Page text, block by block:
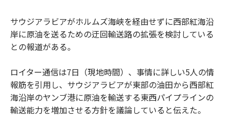
サウジアラビアがホルムズ海峡を経由せずに西部紅海沿
岸に原油を送るための迂回輸送路の拡張を検討している
との報道がある。
ロイター通信は7日（現地時間）、事情に詳しい5人の情
報筋を引用し、サウジアラビアが東部の油田から西部紅
海沿岸のヤンブ港に原油を輸送する東西パイプラインの
輸送能力を増加させる方針を議論していると伝えた。